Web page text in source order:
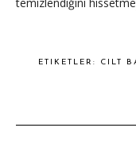
temizlendiğini
ETIKETLER: CILT